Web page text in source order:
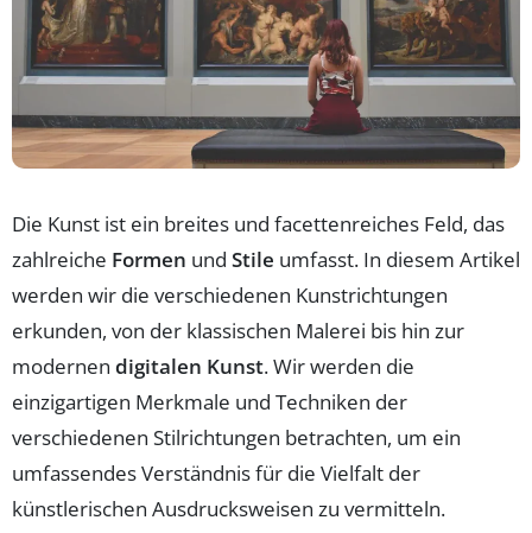
Die Kunst ist ein breites und facettenreiches Feld, das
zahlreiche Formen und Stile umfasst. In diesem Artikel
werden wir die verschiedenen Kunstrichtungen
erkunden, von der klassischen Malerei bis hin zur
modernen digitalen Kunst. Wir werden die
einzigartigen Merkmale und Techniken der
verschiedenen Stilrichtungen betrachten, um ein
umfassendes Verständnis für die Vielfalt der
künstlerischen Ausdrucksweisen zu vermitteln.